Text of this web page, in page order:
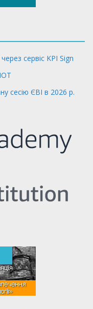
сервіс KPI Sign
сесію ЄВІ в 2026 р.